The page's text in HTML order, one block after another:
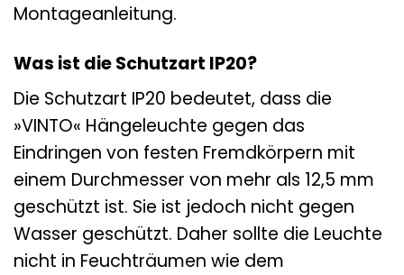
Montageanleitung.
Was ist die Schutzart IP20?
Die Schutzart IP20 bedeutet, dass die
»VINTO« Hängeleuchte gegen das
Eindringen von festen Fremdkörpern mit
einem Durchmesser von mehr als 12,5 mm
geschützt ist. Sie ist jedoch nicht gegen
Wasser geschützt. Daher sollte die Leuchte
nicht in Feuchträumen wie dem